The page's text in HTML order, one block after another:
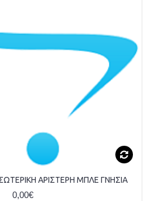
ΑΡΙΣΤΕΡΗ ΜΠΛΕ ΓΝΗΣΙΑ
0,00€